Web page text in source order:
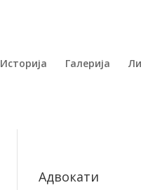
Историја Галерија
Адвокати